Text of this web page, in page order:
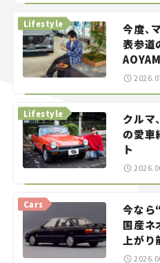
今度、
表参道
——連載
Lifestyle
クルマ
の愛車
ト
Lifestyle
今なら
国産ネ
上がり
をお手
Cars